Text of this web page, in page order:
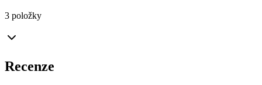
3 položky
Recenze